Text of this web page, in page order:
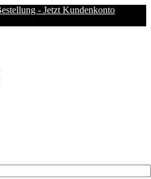
- Jetzt Kundenkonto